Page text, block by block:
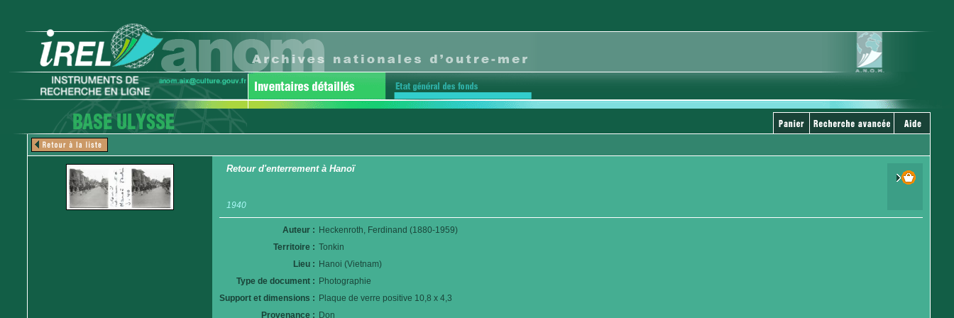
Retour d'enterrement à Hanoï
1940
Auteur : Heckenroth, Ferdinand (1880-1959)
Territoire : Tonkin
Lieu : Hanoi (Vietnam)
Type de document : Photographie
Support et dimensions : Plaque de verre positive 10,8 x 4,3
Provenance : Don